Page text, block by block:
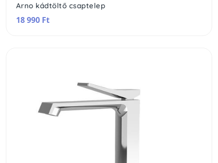
Arno kádtöltő csaptelep
18 990 Ft